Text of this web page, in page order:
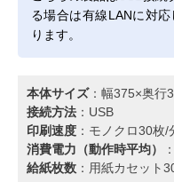
る場合は有線LANに対応
ります。
本体サイズ：幅375×奥行
接続方法 ：USB
印刷速度 ：モノクロ30枚
消費電力（動作時平均）
給紙枚数 ：用紙カセット